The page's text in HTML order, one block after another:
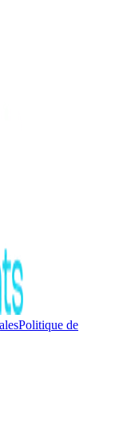
Politique de